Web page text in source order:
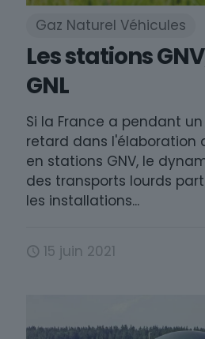
Gaz Naturel Véhicules
Les stations
GNL
Si la France a pendant
retard dans l'élaboration
en stations GNV, le
des transports lourds
les installations...
15 juin 2021